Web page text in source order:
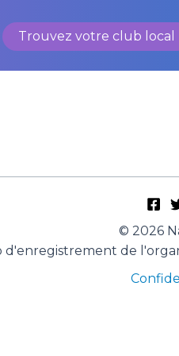
Trouvez votre club local
© 2026
d'enregistrement de